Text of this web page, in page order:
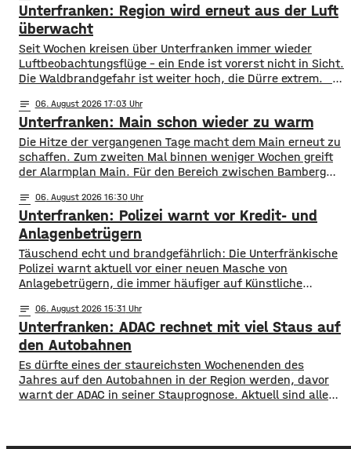
Unterfranken: Region wird erneut aus der Luft
überwacht
​​Seit Wochen kreisen über Unterfranken immer wieder
Luftbeobachtungsflüge – ein Ende ist vorerst nicht in Sicht.
Die Waldbrandgefahr ist weiter hoch, die Dürre extrem. ​
finden deshalb am Wochenende wieder Kontrollflüge statt.
Die Flugzeuge halten dabei Ausschau nach möglichen
Brandherden. ​Die Situation bleibt angespannt: Nicht nur
in den Wäldern, sondern
notes 06. August 2026 17:03
Unterfranken: Main schon wieder zu warm
Die Hitze der vergangenen Tage macht dem Main erneut zu
schaffen. Zum zweiten Mal binnen weniger Wochen greift
der Alarmplan Main. Für den Bereich zwischen Bamberg
mainabwärts die zweite von drei Warnstufen. Zwar gibt es
aktuell mit dem Sauerstoffgehalt im Wasser noch keine
Probleme, allerdings ist die Wassertemperatur
notes 06. August 2026 16:30
Unterfranken: Polizei warnt vor Kredit- und
Anlagenbetrügern
​​Täuschend echt und brandgefährlich: Die Unterfränkische
Polizei warnt aktuell vor einer neuen Masche von
Anlagebetrügern, die immer häufiger auf Künstliche
Menschen aus der Region um ihr Erspartes gebracht. ​Laut
Polizei erstellen die Täter mithilfe von KI täuschen echte
Werbevideos oder fälschen Empfehlungen von prominenten
Persönlichkeiten. Ihr Ziel: echte
notes 06. August 2026 15:31
Unterfranken: ADAC rechnet mit viel Staus auf
den Autobahnen
Es dürfte eines der staureichsten Wochenenden des
Jahres auf den Autobahnen in der Region werden, davor
warnt der ADAC in seiner Stauprognose. Aktuell sind alle